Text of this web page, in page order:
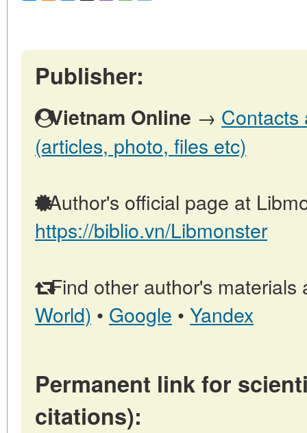
Publisher:
Vietnam Online → Contacts
(articles, photo, files etc)
Author's official page at
https://biblio.vn/Libmonster
Find other author's materials
World) • Google • Yandex
Permanent link for
citations):